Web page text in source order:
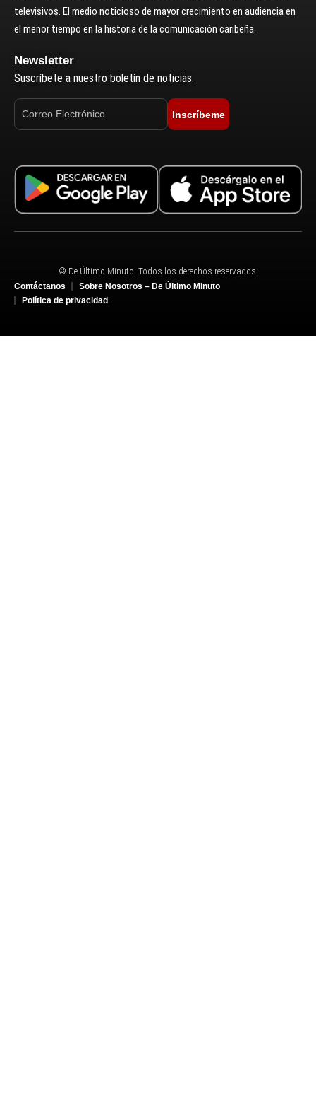
televisivos. El medio noticioso de mayor crecimiento en audiencia en
el menor tiempo en la historia de la comunicación caribeña.
Newsletter
Suscríbete a nuestro boletín de noticias.
Inscríbeme
© De Último Minuto. Todos los derechos reservados.
Contáctanos
Sobre Nosotros – De Último Minuto
Política de privacidad